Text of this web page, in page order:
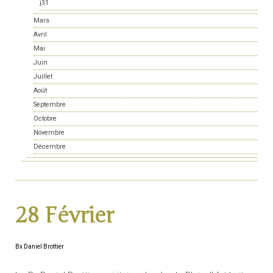
j31
Mars
Avril
Mai
Juin
Juillet
Août
Septembre
Octobre
Novembre
Décembre
28 Février
Bx Daniel Brottier